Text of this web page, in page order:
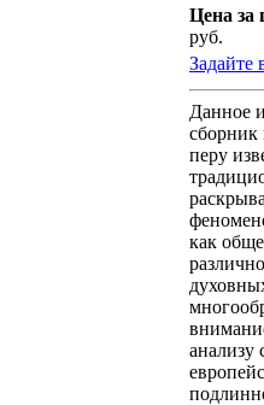
Цена за
руб.
Задайте
Данное
сборник
перу
как
анализу